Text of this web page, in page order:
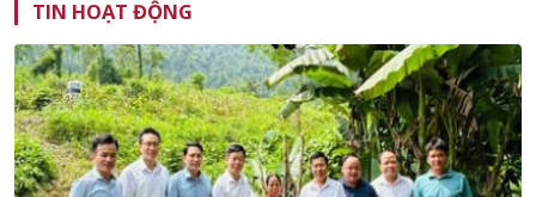
TIN HOẠT ĐỘNG